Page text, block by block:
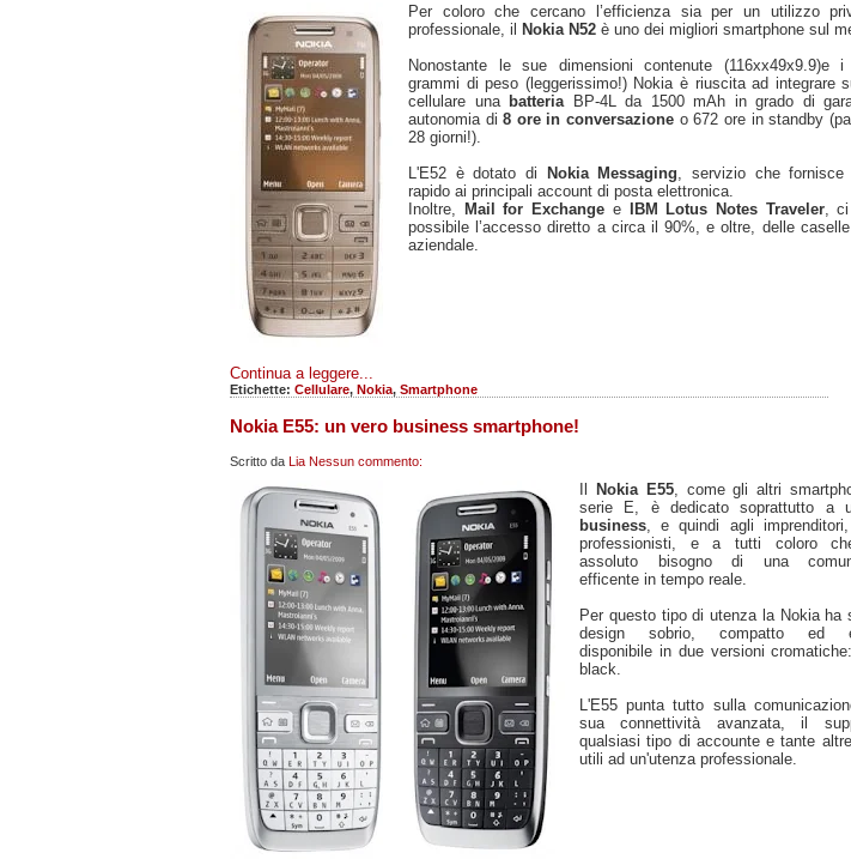
Per coloro che cercano l’efficienza sia per un utilizzo
professionale, il Nokia N52 è uno dei migliori smartphone sul
Nonostante le sue dimensioni contenute (116xx49x9.9)e
grammi di peso (leggerissimo!) Nokia è riuscita ad integrare
cellulare una batteria BP-4L da 1500 mAh in grado di
autonomia di8 ore in conversazione o 672 ore in standby
28 giorni!).
L'E52 è dotato di Nokia Messaging , servizio che fornisce
rapido ai principali account di posta elettronica.
Inoltre,
Mail for Exchange e IBM Lotus Notes Traveler, ci
possibile l’accesso diretto a circa il 90%, e oltre, delle
aziendale.
Continua a leggere...
Etichette: Cellulare, Nokia, Smartphone
Nokia E55: un vero business smartphone!
Scritto da Lia Nessun commento:
Nokia E55, come gli altri
serie E, è dedicato soprattutto a
business , e quindi agli
professionisti, e a tutti coloro
assoluto bisogno di una
efficente in tempo reale.
Per questo tipo di utenza la Nokia ha
design sobrio, compatto ed
disponibile in due versioni
black.
L'E55 punta tutto sulla
sua connettività avanzata, il
qualsiasi tipo di accounte e tante
utili ad un'utenza professionale.